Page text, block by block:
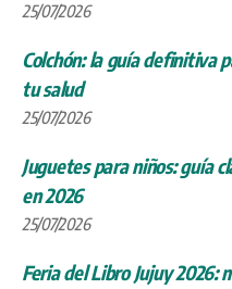
25/07/2026
Colchón: la guía definitiva
tu salud
25/07/2026
Juguetes para niños: guía
en 2026
25/07/2026
Feria del Libro Jujuy 2026: